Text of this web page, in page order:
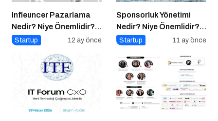
Infleuncer Pazarlama
Nedir? Niye Önemlidir?
Influencer Pazarlama
Startup 12 ay önce
Sponsorluk Yönetimi
Nedir? Niye Önemlidir?
Nasıl Yapılır?
Startup 11 ay önce